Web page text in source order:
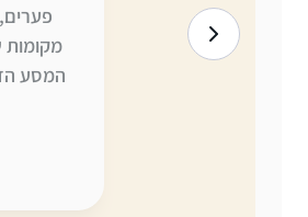
היתה
מקומות
המסע